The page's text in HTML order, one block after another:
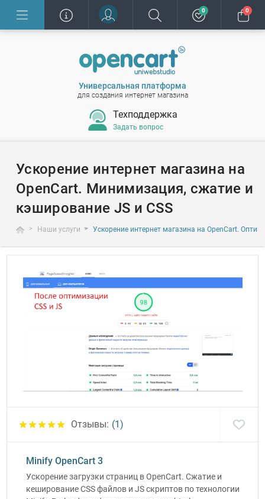
0 0
Универсальная платформа
для создания интернет магазина
Техподдержка
Задать вопрос
Ускорение интернет магазина на
OpenCart. Минимизация, сжатие и
кэширование JS и CSS
Наши услуги Ускорение интернет магазина на OpenCart.
Отзывы: (1)
Minify OpenCart 3
Ускорение загрузки страниц в OpenCart. Сжатие и
кеширование CSS файлов и JS скриптов по технологии